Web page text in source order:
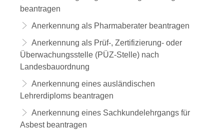
beantragen
Anerkennung als Pharmaberater beantragen
Anerkennung als Prüf-, Zertifizierung- oder
Überwachungsstelle (PÜZ-Stelle) nach
Landesbauordnung
Anerkennung eines ausländischen
Lehrerdiploms beantragen
Anerkennung eines Sachkundelehrgangs für
Asbest beantragen